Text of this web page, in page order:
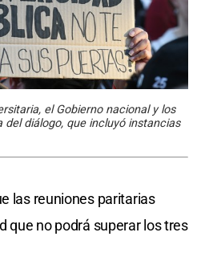
el Gobierno nacional y los
diálogo, que incluyó instancias
las reuniones paritarias
que no podrá superar los tres